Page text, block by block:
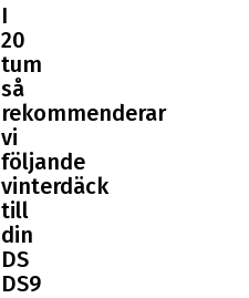
I
20
tum
så
rekommenderar
vi
följande
vinterdäck
till
din
DS
DS9